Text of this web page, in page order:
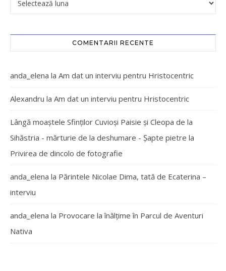
COMENTARII RECENTE
anda_elena la Am dat un interviu pentru Hristocentric
Alexandru la Am dat un interviu pentru Hristocentric
Lângă moaștele Sfinților Cuvioși Paisie și Cleopa de la
Sihăstria - mărturie de la deshumare - Şapte pietre la
Privirea de dincolo de fotografie
anda_elena la Părintele Nicolae Dima, tată de Ecaterina –
interviu
anda_elena la Provocare la înălțime în Parcul de Aventuri
Nativa